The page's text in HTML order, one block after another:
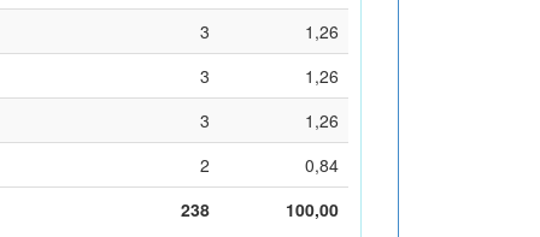
3
1,26
3
1,26
3
1,26
2
0,84
238
100,00